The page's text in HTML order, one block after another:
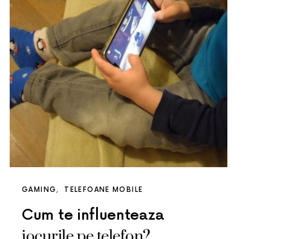
GAMING TELEFOANE MOBILE
Cum te influenteaza